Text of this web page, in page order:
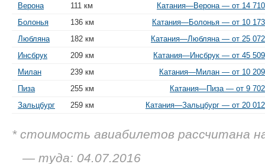
Верона 111 км
Катания—Верона — от 14
Болонья
136 км
Катания—Болонья — от 10
Любляна
182 км
Катания—Любляна — от 25
Инсбрук
209 км
Катания—Инсбрук — от 45
Милан
239 км
Катания—Милан — от 10
Пиза
255 км
Катания—Пиза — от 9
Зальцбург
259 км Катания—Зальцбург — от 20
* стоимость авиабилетов рассчитана
— туда: 04.07.2016